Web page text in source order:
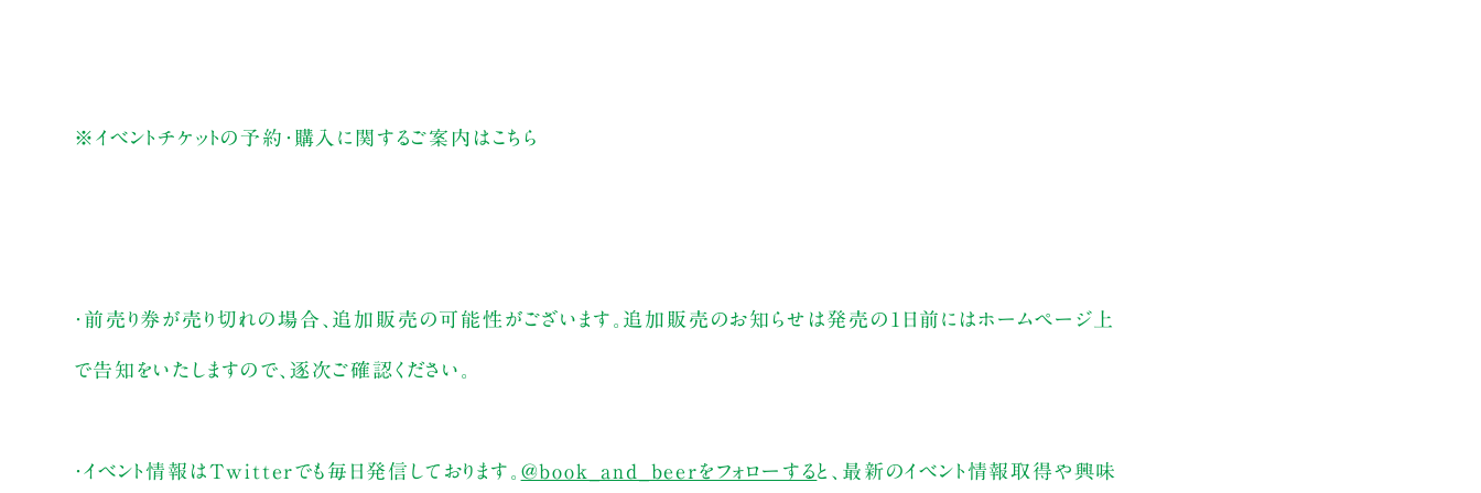
※イベントチケットの予約・購入に関するご案内は こちら
・前売り券が売り切れの場合、追加販売の可能性がございます。追加販売のお知らせは発売の1日前にはホームページ上
で告知をいたしますので、逐次ご確認ください。
・イベント情報はTwitterでも毎日発信しております。 @book_and_beerをフォローすると、最新のイベント情報取得や興味